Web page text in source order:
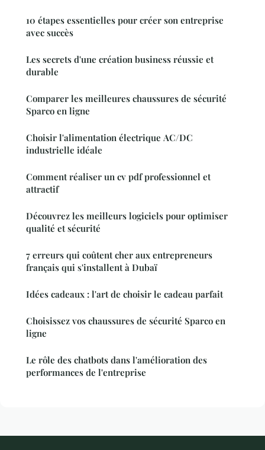
10 étapes essentielles pour créer son entreprise
avec succès
Les secrets d'une création business réussie et
durable
Comparer les meilleures chaussures de sécurité
Sparco en ligne
Choisir l'alimentation électrique AC/DC
industrielle idéale
Comment réaliser un cv pdf professionnel et
attractif
Découvrez les meilleurs logiciels pour optimiser
qualité et sécurité
7 erreurs qui coûtent cher aux entrepreneurs
français qui s'installent à Dubaï
Idées cadeaux : l'art de choisir le cadeau parfait
Choisissez vos chaussures de sécurité Sparco en
ligne
Le rôle des chatbots dans l'amélioration des
performances de l'entreprise